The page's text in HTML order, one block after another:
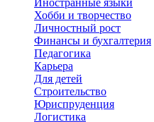
Иностранные языки
Хобби и творчество
Личностный рост
Финансы и бухгалтерия
Педагогика
Карьера
Для детей
Строительство
Юриспруденция
Логистика